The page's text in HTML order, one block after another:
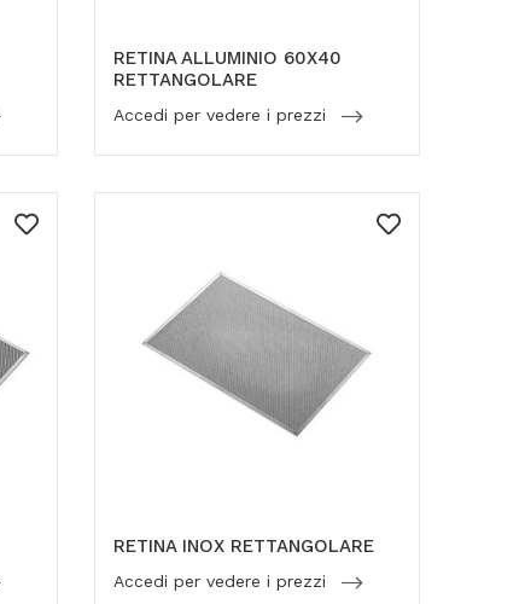
RETINA ALLUMINIO 60X40
RETTANGOLARE
Accedi per vedere i prezzi
RETINA INOX RETTANGOLARE
Accedi per vedere i prezzi